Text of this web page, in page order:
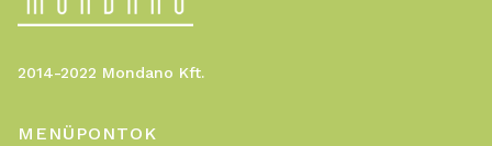
2014-2022 Mondano Kft.
MENÜPONTOK